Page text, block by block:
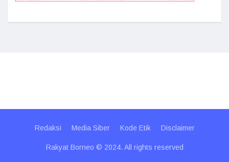
Redaksi Media Siber Kode Etik Disclaimer
Rakyat Borneo © 2024. All rights reserved